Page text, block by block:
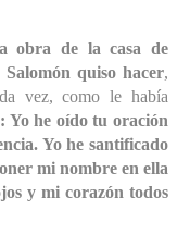
obra de la casa de
quiso hacer,
vez, como le había
Yo he oído tu oración
Yo he santificado
mi nombre en ella
y mi corazón todos